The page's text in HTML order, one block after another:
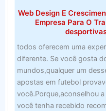
Web Design E
Empresa Para O
todos oferecem uma
diferente. Se você gosta
mundos,qualquer um
apostas em futebol
você.Porque,aconselhou
você tenha recebido